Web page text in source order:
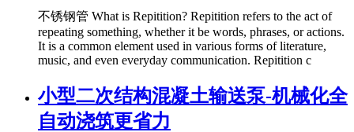
不锈钢管 What is Repitition? Repitition refers to the act of
repeating something, whether it be words, phrases, or actions.
It is a common element used in various forms of literature,
music, and even everyday communication. Repitition c
小型二次结构混凝土输送泵-机械化全
自动浇筑更省力